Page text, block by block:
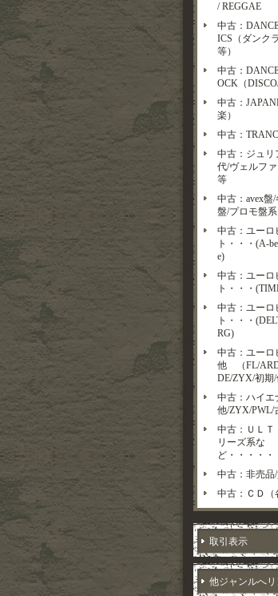
/ REGGAE
中古：
ICS（ダンク
等）
中古：
OCK（DISCO/
中古：
楽）
中古：
中古：ジュリ
代/ヴェルフ
等
中古：avex盤
盤/プロモ盤系
中古：ユーロ
ト・・・(A-
e)
中古：ユーロ
ト・・・
中古：ユーロ
ト・・・
RG)
中古：ユーロ
他 （FL/
DE/ZYX/初期/
中古：ハイエ
他/ZYX/PWL/
中古：ＵＬＴ
リーズ系な
ど・・・・・
中古：非売品
中古：ＣＤ（
取引表示
他ジャンルへ